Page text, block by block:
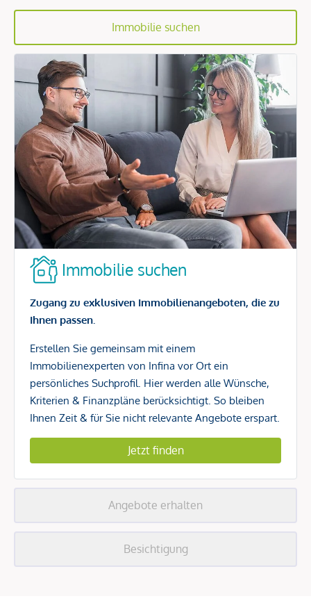
Immobilie suchen
Immobilie suchen
Zugang zu exklusiven Immobilienangeboten, die zu
Ihnen passen.
Erstellen Sie gemeinsam mit einem
Immobilienexperten von Infina vor Ort ein
persönliches Suchprofil. Hier werden alle Wünsche,
Kriterien & Finanzpläne berücksichtigt. So bleiben
Ihnen Zeit & für Sie nicht relevante Angebote erspart.
Jetzt finden
Angebote erhalten
Besichtigung